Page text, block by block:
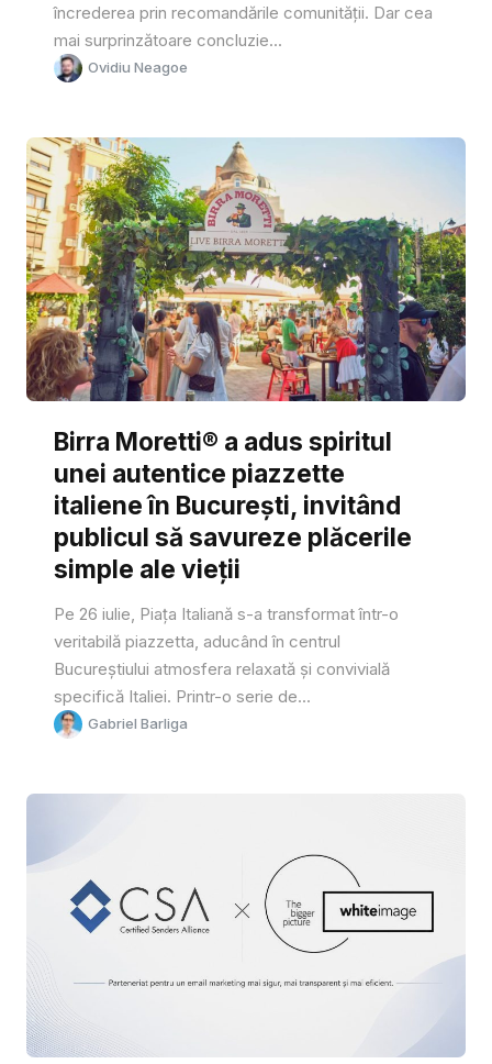
încrederea prin recomandările comunității. Dar cea
mai surprinzătoare concluzie...
Ovidiu Neagoe
Birra Moretti® a adus spiritul
unei autentice piazzette
italiene în București, invitând
publicul să savureze plăcerile
simple ale vieții
Pe 26 iulie, Piața Italiană s-a transformat într-o
veritabilă piazzetta, aducând în centrul
Bucureștiului atmosfera relaxată și convivială
specifică Italiei. Printr-o serie de...
Gabriel Barliga